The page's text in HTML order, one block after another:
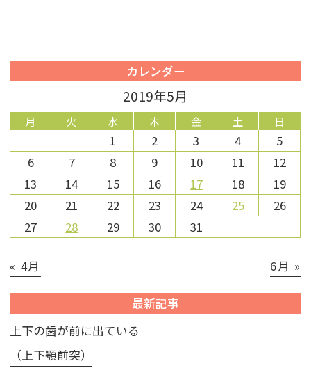
カレンダー
2019年5月
月 火 水 木 金 土 日
1 2 3 4
5
6
7 8 9 10 11
12
13
14 15 16 17 18
19
20
21 22 23 24 25
26
27
28 29 30 31
« 4月 6月 »
最新記事
上下の歯が前に出ている
（上下顎前突）